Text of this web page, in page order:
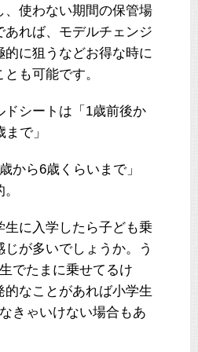
、使わない期間の保管場
あれば、モデルチェンジ
的に狙うなどお得な時に
も可能です。
ドシートは「1歳前後か
で」
から6歳くらいまで」
生に入学したら子ども乗
が多いでしょうか。う
でたまに乗せてるけ
的なことがあれば小学生
きゃいけない場合もあ